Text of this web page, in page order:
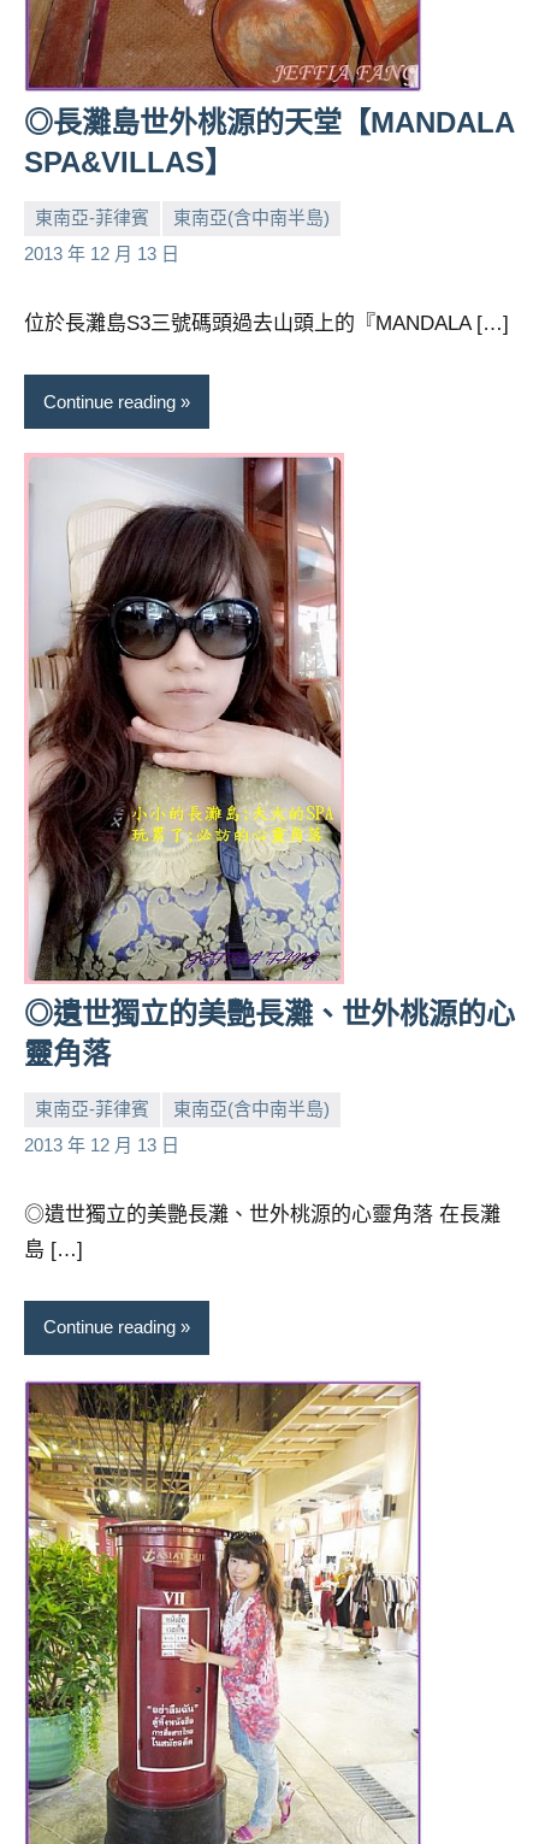
節
目
班
底、
外
景
目
主
哥
旅
遊
表
會
活
動
主
持、
學
校
業
講
座、
部
落
及
旅
雜
專
局
合
作
達
人
對
象。
★
◎長灘島世外桃源的天堂【MANDALA
SPA&VILLAS】
東南亞-菲律賓
東南亞(含中南半島)
2013 年 12 月 13 日
小
No
位於長灘島S3三號碼頭過去山頭上的『MANDALA […]
Continue reading
◎遺世獨立的美艷長灘、世外桃源的心
靈角落
東南亞-菲律賓
東南亞(含中南半島)
2013 年 12 月 13 日
小
No
◎遺世獨立的美艷長灘、世外桃源的心靈角落 在長灘
島 […]
Continue reading